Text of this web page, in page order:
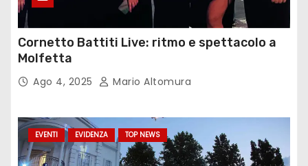
Cornetto Battiti Live: ritmo e spettacolo a
Molfetta
Ago 4, 2025 Mario Altomura
EVENTI EVIDENZA TOP NEWS